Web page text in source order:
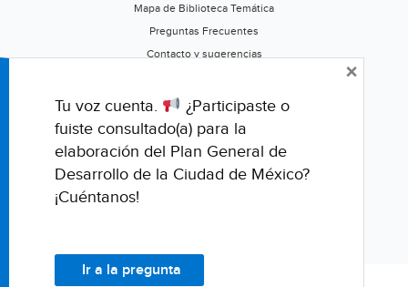
Mapa de Biblioteca Temática
Preguntas Frecuentes
Contacto y sugerencias
Califica este portal
Tu voz cuenta.
¿Participaste o
fuiste consultado(a) para la
elaboración del Plan General de
Desarrollo de la Ciudad de México?
¡Cuéntanos!
Ir a la pregunta
×